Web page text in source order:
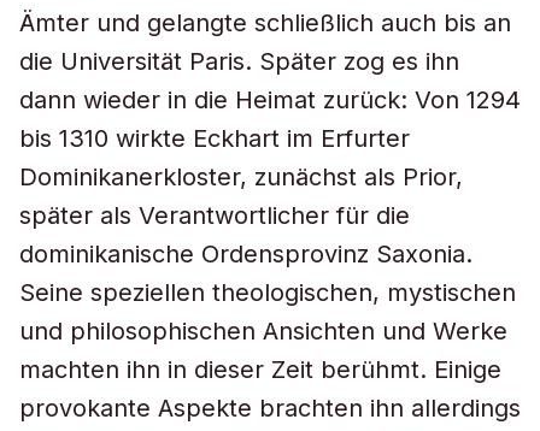
Ämter und gelangte schließlich auch bis an
die Universität Paris. Später zog es ihn
dann wieder in die Heimat zurück: Von 1294
bis 1310 wirkte Eckhart im Erfurter
Dominikanerkloster, zunächst als Prior,
später als Verantwortlicher für die
dominikanische Ordensprovinz Saxonia.
Seine speziellen theologischen, mystischen
und philosophischen Ansichten und Werke
machten ihn in dieser Zeit berühmt. Einige
provokante Aspekte brachten ihn allerdings